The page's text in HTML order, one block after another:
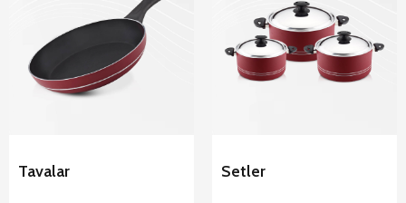
Nonstick
Tavalar
Nonstick
Setler
Setler